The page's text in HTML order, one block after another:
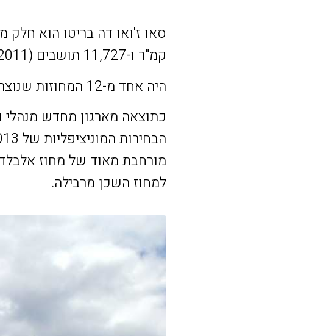
קמ"ר ו-11,727 תושבים (2011). צפיפות: 5,258.7 תושבים לקמ"ר.
היה אחד מ-12 המחוזות שנוצרו ברפורמה המנהלית של העיר ליסבון, מ-7 בפברואר 1959.
מורחבת מאוד של מחוז
למחוז השכן מרבילה.